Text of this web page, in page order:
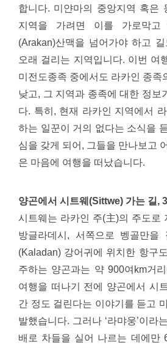
합니다. 미얀마의 중앙지역 혹은
지역을 가려면 이를 가로막
(Arakan)산맥을 넘어가야 하고
오래 걸리는 지역입니다. 이번 여
미전도종족 중에서도 라카인 종족
낮고, 그 지역과 종족에 대한 정보
다. 특히, 현재 라카인 지역에서
하는 일꾼이 거의 없다는 소식을
심을 갖게 되어, 그들을 만나보고
은 마음에 여행을 떠났습니다.
양곤에서 시트웨(Sittwe) 가는 길,
시트웨는 라카인 주(主)의 주도로
방글라데시, 서쪽으로 벵골만을
(Kaladan) 강어귀에 위치한 항구
주하는 양곤과는 약 900여km거
여행을 떠나기 전에 양곤에서 시
간 정도 걸린다는 이야기를 듣고
발했습니다. 그러나 ‘라먀웅’이라
배로 차들을 실어 나르는 데에만